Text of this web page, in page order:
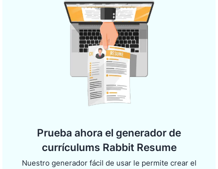
Prueba ahora el generador de
currículums Rabbit Resume
Nuestro generador fácil de usar le permite crear el